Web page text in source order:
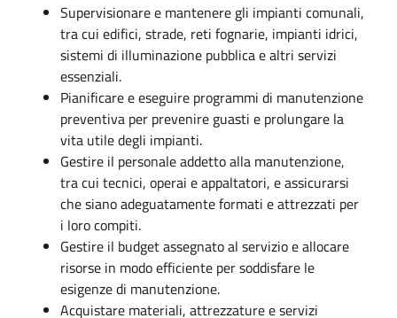
Supervisionare e mantenere gli impianti comunali,
tra cui edifici, strade, reti fognarie, impianti idrici,
sistemi di illuminazione pubblica e altri servizi
essenziali.
Pianificare e eseguire programmi di manutenzione
preventiva per prevenire guasti e prolungare la
vita utile degli impianti.
Gestire il personale addetto alla manutenzione,
tra cui tecnici, operai e appaltatori, e assicurarsi
che siano adeguatamente formati e attrezzati per
i loro compiti.
Gestire il budget assegnato al servizio e allocare
risorse in modo efficiente per soddisfare le
esigenze di manutenzione.
Acquistare materiali, attrezzature e servizi